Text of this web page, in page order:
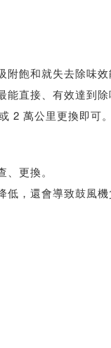
附飽和就失去除味
能直接、有效達到
2 萬公里更換即可
更換。
低，還會導致鼓風